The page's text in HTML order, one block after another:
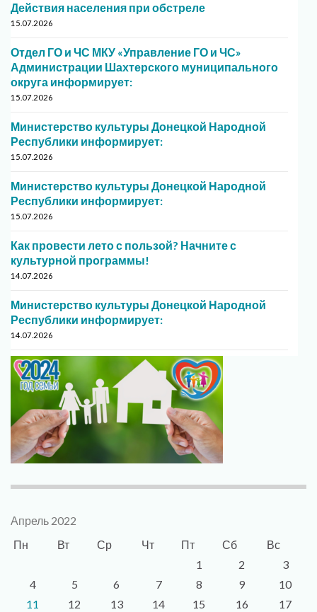
Действия населения при обстреле
15.07.2026
Отдел ГО и ЧС МКУ «Управление ГО и ЧС»
Администрации Шахтерского муниципального
округа информирует:
15.07.2026
Министерство культуры Донецкой Народной
Республики информирует:
15.07.2026
Министерство культуры Донецкой Народной
Республики информирует:
15.07.2026
Как провести лето с пользой? Начните с
культурной программы!
14.07.2026
Министерство культуры Донецкой Народной
Республики информирует:
14.07.2026
Апрель 2022
Пн
Вт Ср Чт Пт Сб
Вс
1
2
3
4
5 6 7 8 9
10
11
12 13 14 15 16 17